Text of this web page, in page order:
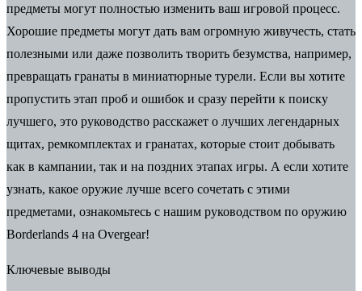
предметы могут полностью изменить ваш игровой процесс.
Хорошие предметы могут дать вам огромную живучесть, стать
полезными или даже позволить творить безумства, например,
превращать гранаты в миниатюрные турели. Если вы хотите
пропустить этап проб и ошибок и сразу перейти к поиску
лучшего, это руководство расскажет о лучших легендарных
щитах, ремкомплектах и ​​гранатах, которые стоит добывать
как в кампании, так и на поздних этапах игры. А если хотите
узнать, какое оружие лучше всего сочетать с этими
предметами, ознакомьтесь с нашим руководством по оружию
Borderlands 4 на Overgear!
Ключевые выводы